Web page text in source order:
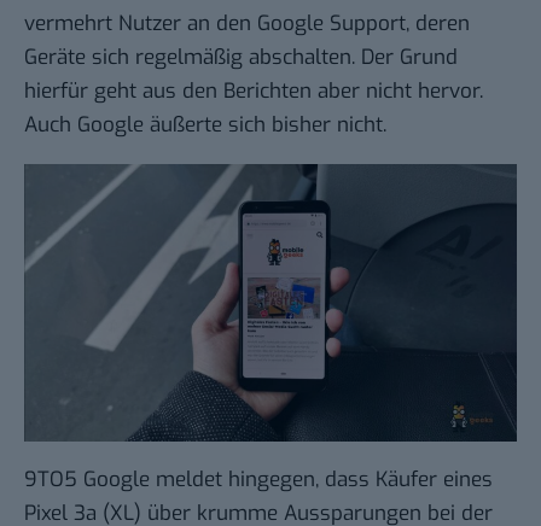
vermehrt Nutzer an den Google Support, deren
Geräte sich regelmäßig abschalten. Der Grund
hierfür geht aus den Berichten aber nicht hervor.
Auch Google äußerte sich bisher nicht.
9TO5 Google meldet hingegen, dass Käufer eines
Pixel 3a (XL) über krumme Aussparungen bei der